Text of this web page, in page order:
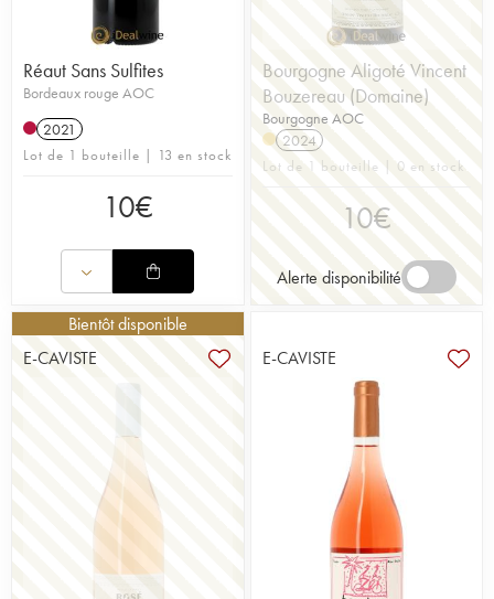
Réaut Sans Sulfites
Bordeaux rouge AOC
2021
Lot de 1 bouteille | 13 en stock
10€
Bourgogne Aligoté Vincent
Bouzereau (Domaine)
Bourgogne AOC
2024
Lot de 1 bouteille | 0 en stock
10€
Alerte disponibilité
Bientôt disponible
E-CAVISTE
E-CAVISTE